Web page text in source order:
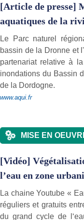
[Article de presse]
aquatiques de la
Le Parc naturel
bassin de la Dronne et
partenariat relative à
inondations du Bassin
de la Dordogne.
www.aqui.fr
MISE EN
[Vidéo]
l’eau en zone
La chaine Youtube «
réguliers et gratuits
du grand cycle de